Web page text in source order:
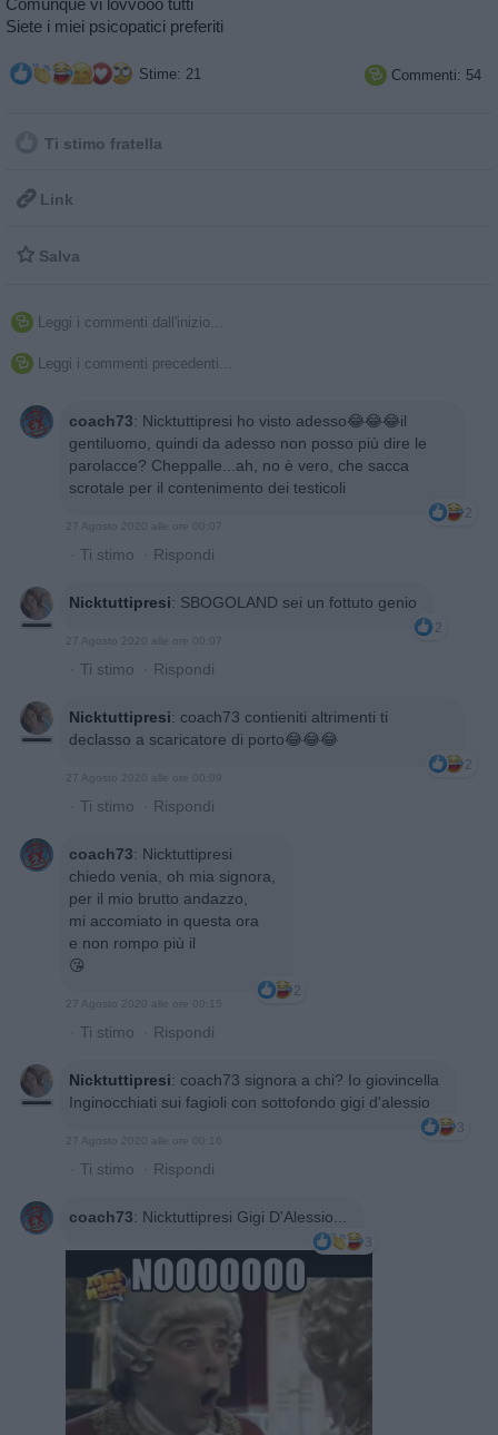
Comunque vi lovvooo tutti
Siete i miei psicopatici preferiti
Stime: 21  Commenti: 54
Ti stimo fratella
 Link
 Salva
 Leggi i commenti dall'inizio...
 Leggi i commenti precedenti...
coach73: Nicktuttipresi ho visto adesso😂😂😂il
gentiluomo, quindi da adesso non posso più dire le
parolacce? Cheppalle...ah, no è vero, che sacca
scrotale per il contenimento dei testicoli
2
27 Agosto 2020 alle ore 00:07
· Ti stimo · Rispondi
Nicktuttipresi: SBOGOLAND sei un fottuto genio
2
27 Agosto 2020 alle ore 00:07
· Ti stimo · Rispondi
Nicktuttipresi: coach73 contieniti altrimenti ti
declasso a scaricatore di porto😂😂😂
2
27 Agosto 2020 alle ore 00:09
· Ti stimo · Rispondi
coach73: Nicktuttipresi
chiedo venia, oh mia signora,
per il mio brutto andazzo,
mi accomiato in questa ora
e non rompo più il
😘
2
27 Agosto 2020 alle ore 00:15
· Ti stimo · Rispondi
Nicktuttipresi: coach73 signora a chi? Io giovincella
Inginocchiati sui fagioli con sottofondo gigi d'alessio
3
27 Agosto 2020 alle ore 00:16
· Ti stimo · Rispondi
coach73: Nicktuttipresi Gigi D'Alessio...
3